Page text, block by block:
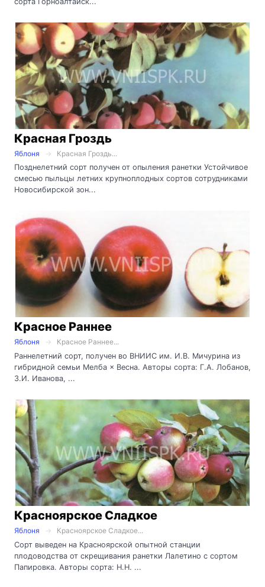
Красная Гроздь
Яблоня
Красная Гроздь...
Позднелетний сорт получен от опыления ранетки Устойчивое
смесью пыльцы летних крупноплодных сортов сотрудниками
Новосибирской зон...
Красное Раннее
Яблоня
Красное Раннее...
Раннелетний сорт, получен во ВНИИС им. И.В. Мичурина из
гибридной семьи Мелба × Весна. Авторы сорта: Г.А. Лобанов,
З.И. Иванова, ...
Красноярское Сладкое
Яблоня
Красноярское Сладкое...
Сорт выведен на Красноярской опытной станции
плодоводства от скрещивания ранетки Лалетино с сортом
Папировка. Авторы сорта: Н.Н. ...